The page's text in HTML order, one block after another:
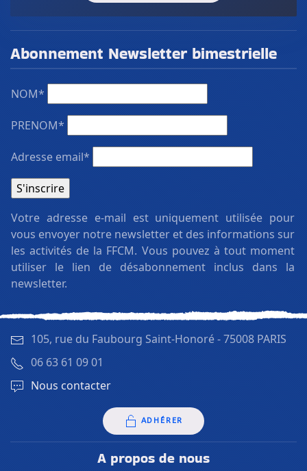
Abonnement Newsletter bimestrielle
NOM*
PRENOM*
Adresse email*
Votre adresse e-mail est uniquement utilisée pour
vous envoyer notre newsletter et des informations sur
les activités de la FFCM. Vous pouvez à tout moment
utiliser le lien de désabonnement inclus dans la
newsletter.
105, rue du Faubourg Saint-Honoré -75008 PARIS
06 63 61 09 01
Nous contacter
ADHÉRER
A propos de nous